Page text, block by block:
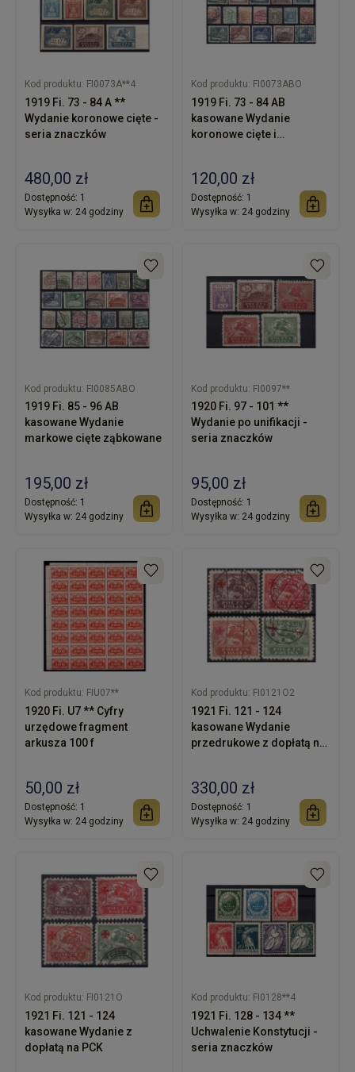
Kod produktu: FI0073A**4
1919 Fi. 73 - 84 A **
Wydanie koronowe cięte -
seria znaczków
480,00 zł
Dostępność: 1
Wysyłka w: 24 godziny
Kod produktu: FI0073ABO
1919 Fi. 73 - 84 AB
kasowane Wydanie
koronowe cięte i
120,00 zł
Dostępność: 1
Wysyłka w: 24 godziny
Kod produktu: FI0085ABO
1919 Fi. 85 - 96 AB
kasowane Wydanie
markowe cięte ząbkowane
195,00 zł
Dostępność: 1
Wysyłka w: 24 godziny
Kod produktu: FI0097**
1920 Fi. 97 - 101 **
Wydanie po unifikacji -
seria znaczków
95,00 zł
Dostępność: 1
Wysyłka w: 24 godziny
Kod produktu: FIU07**
1920 Fi. U7 ** Cyfry
urzędowe fragment
arkusza 100 f
50,00 zł
Dostępność: 1
Wysyłka w: 24 godziny
Kod produktu: FI0121O2
1921 Fi. 121 - 124
kasowane Wydanie
przedrukowe z dopłatą na
330,00 zł
Dostępność: 1
Wysyłka w: 24 godziny
Kod produktu: FI0121O
1921 Fi. 121 - 124
kasowane Wydanie z
dopłatą na PCK
Kod produktu: FI0128**4
1921 Fi. 128 - 134 **
Uchwalenie Konstytucji -
seria znaczków